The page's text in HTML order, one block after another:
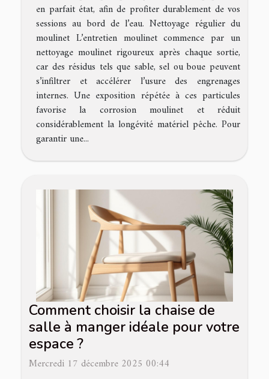
en parfait état, afin de profiter durablement de vos
sessions au bord de l’eau. Nettoyage régulier du
moulinet L’entretien moulinet commence par un
nettoyage moulinet rigoureux après chaque sortie,
car des résidus tels que sable, sel ou boue peuvent
s’infiltrer et accélérer l’usure des engrenages
internes. Une exposition répétée à ces particules
favorise la corrosion moulinet et réduit
considérablement la longévité matériel pêche. Pour
garantir une...
Comment choisir la chaise de
salle à manger idéale pour votre
espace ?
Mercredi 17 décembre 2025 00:44